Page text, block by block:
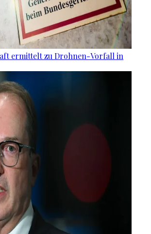
ermittelt zu Drohnen-Vorfall in